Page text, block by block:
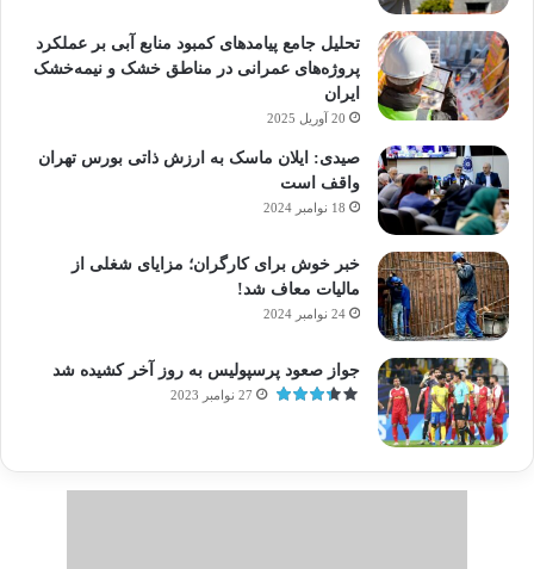
تحلیل جامع پیامدهای کمبود منابع آبی بر عملکرد
پروژه‌های عمرانی در مناطق خشک و نیمه‌خشک
ایران
20 آوریل 2025
صیدی: ایلان ماسک به ارزش ذاتی بورس تهران
واقف است
18 نوامبر 2024
خبر خوش برای کارگران؛ مزایای شغلی از
مالیات معاف شد!
24 نوامبر 2024
جواز صعود پرسپولیس به روز آخر کشیده شد
27 نوامبر 2023